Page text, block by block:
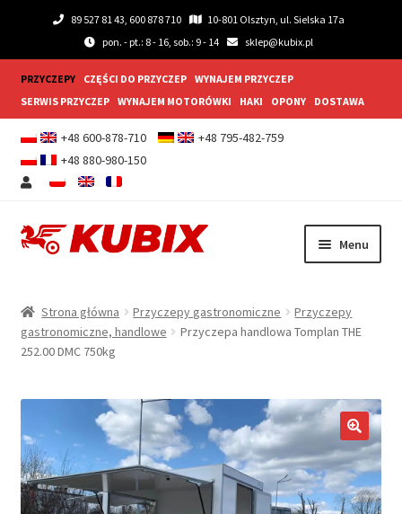
89 527 81 43, 600 878 710
10-801 Olsztyn, ul. Sielska 17a
pon. - pt.: 8 - 16, sob.: 9 - 14
sklep@kubix.pl
PRZYCZEPY CZĘŚCI DO PRZYCZEP
WYNAJEM PRZYCZEP
SERWIS PRZYCZEP
WYNAJEM MOTORÓWKI HAKI OPONY DOSTAWA
+48 600-878-710
+48 795-482-759
+48 880-980-150
Przejdź
Przejdź
Menu
Przyczepy gastronomiczne
Rozwiń
menu
Nowości
Promocje
Strona główna Przyczepy gastronomiczne
Przyczepy
gastronomiczne, handlowe
Przyczepa handlowa Tomplan THE
252.00 DMC 750kg
🔍